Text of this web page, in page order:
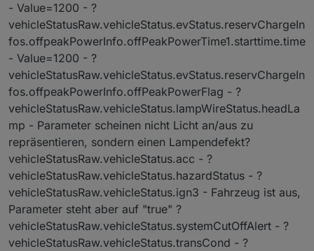
- Value=1200 - ?
vehicleStatusRaw.vehicleStatus.evStatus.reservChargeIn
fos.offpeakPowerInfo.offPeakPowerTime1.starttime.time
- Value=1200 - ?
vehicleStatusRaw.vehicleStatus.evStatus.reservChargeIn
fos.offpeakPowerInfo.offPeakPowerFlag - ?
vehicleStatusRaw.vehicleStatus.lampWireStatus.headLa
mp - Parameter scheinen nicht Licht an/aus zu
repräsentieren, sondern einen Lampendefekt?
vehicleStatusRaw.vehicleStatus.acc - ?
vehicleStatusRaw.vehicleStatus.hazardStatus - ?
vehicleStatusRaw.vehicleStatus.ign3 - Fahrzeug ist aus,
Parameter steht aber auf "true" ?
vehicleStatusRaw.vehicleStatus.systemCutOffAlert - ?
vehicleStatusRaw.vehicleStatus.transCond - ?